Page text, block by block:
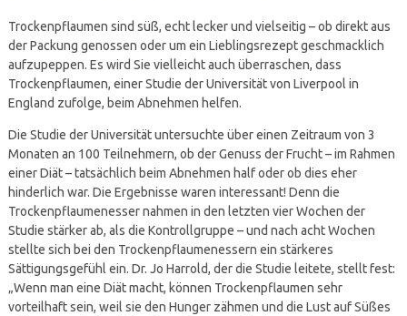
Trockenpflaumen sind süß, echt lecker und vielseitig – ob direkt aus
der Packung genossen oder um ein Lieblingsrezept geschmacklich
aufzupeppen. Es wird Sie vielleicht auch überraschen, dass
Trockenpflaumen, einer Studie der Universität von Liverpool in
England zufolge, beim Abnehmen helfen.
Die Studie der Universität untersuchte über einen Zeitraum von 3
Monaten an 100 Teilnehmern, ob der Genuss der Frucht – im Rahmen
einer Diät – tatsächlich beim Abnehmen half oder ob dies eher
hinderlich war. Die Ergebnisse waren interessant! Denn die
Trockenpflaumenesser nahmen in den letzten vier Wochen der
Studie stärker ab, als die Kontrollgruppe – und nach acht Wochen
stellte sich bei den Trockenpflaumenessern ein stärkeres
Sättigungsgefühl ein. Dr. Jo Harrold, der die Studie leitete, stellt fest:
„Wenn man eine Diät macht, können Trockenpflaumen sehr
vorteilhaft sein, weil sie den Hunger zähmen und die Lust auf Süßes